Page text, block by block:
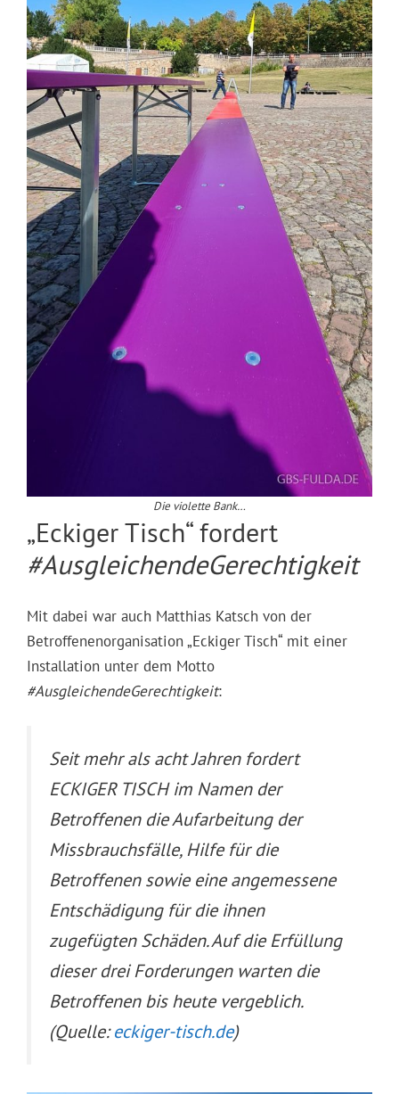
Die violette Bank…
„Eckiger Tisch“ fordert
#AusgleichendeGerechtigkeit
Mit dabei war auch Matthias Katsch von der
Betroffenenorganisation „Eckiger Tisch“ mit einer
Installation unter dem Motto
#AusgleichendeGerechtigkeit:
Seit mehr als acht Jahren fordert
ECKIGER TISCH im Namen der
Betroffenen die Aufarbeitung der
Missbrauchsfälle, Hilfe für die
Betroffenen sowie eine angemessene
Entschädigung für die ihnen
zugefügten Schäden. Auf die Erfüllung
dieser drei Forderungen warten die
Betroffenen bis heute vergeblich.
(Quelle:eckiger-tisch.de)